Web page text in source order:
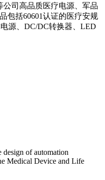
公司高品质医疗电源、军品
包括60601认证的医疗安规
源、DC/DC转换器、LED
of automation
Medical Device and Life